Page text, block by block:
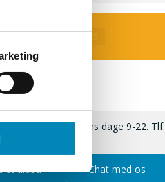
LAGER HAVES
altid åbent alle ugens dage 9-22. Tlf.
et tilbud Chat med os